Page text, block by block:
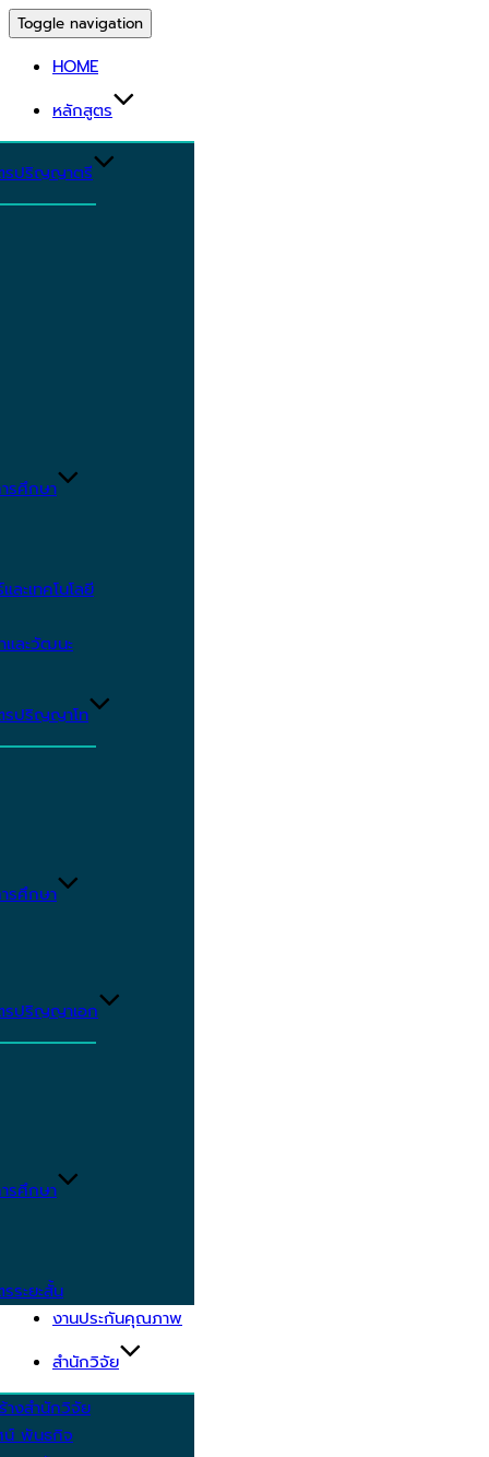
Toggle navigation
HOME
หลักสูตร
รปริญญาตรี
รศึกษา
ะเทคโนโลยี
และวัฒนะ
รปริญญาโท
รศึกษา
รปริญญาเอก
รศึกษา
ระยะสั้น
งานประกันคุณภาพ
สำนักวิจัย
างสำนักวิจัย
น์ พันธกิจ